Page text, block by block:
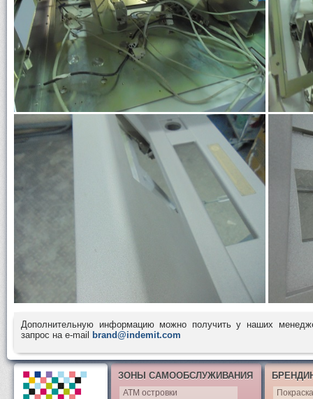
Дополнительную информацию можно получить у наших
запрос на e-mail
brand@indemit.com
ЗОНЫ САМООБСЛУЖИВАНИЯ
АТМ островки Покраска